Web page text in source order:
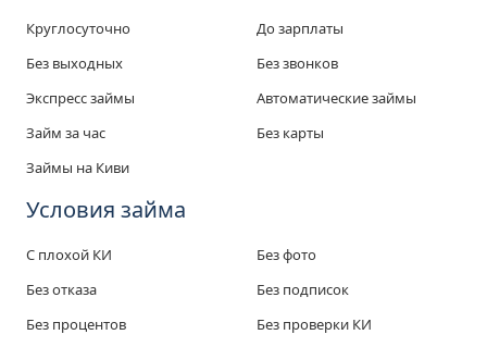
Круглосуточно
До зарплаты
Без выходных
Без звонков
Экспресс займы
Автоматические займы
Займ за час
Без карты
Займы на Киви
Условия займа
С плохой КИ
Без фото
Без отказа
Без подписок
Без процентов
Без проверки КИ